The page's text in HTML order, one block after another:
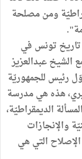
ومن مصلحة
تاريخ تونس في
الشيخ عبدالعزيز
رئيس للجمهوريّة
هذه هي مدرسة
الديمقراطيّة،
والإنجازات
التي هي